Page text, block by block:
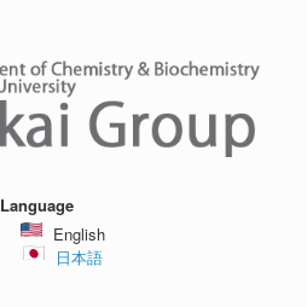
Language
English
日本語